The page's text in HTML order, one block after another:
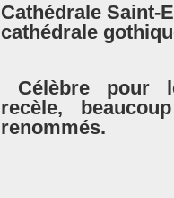
Cathédrale Saint-
cathédrale
Célèbre pour
recèle,
renommés.